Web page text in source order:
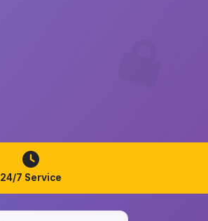
24/7 Service